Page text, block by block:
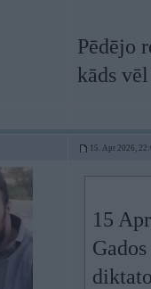
Pēdējo
kāds
15. Apr 2026,
15